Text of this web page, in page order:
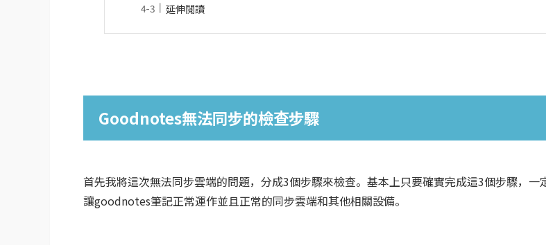
延伸閱讀
Goodnotes無法同步的檢查步驟
首先我將這次無法同步雲端的問題，分成3個步驟來檢查。基本上只要確實完成這3個步驟，一
讓goodnotes筆記正常運作並且正常的同步雲端和其他相關設備。